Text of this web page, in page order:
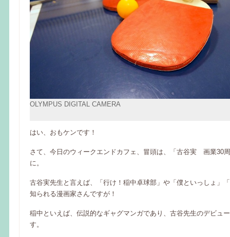
OLYMPUS DIGITAL CAMERA
はい、おもケンです！
さて、今日のウィークエンドカフェ、冒頭は、「古谷実 画業30
に。
古谷実先生と言えば、「行け！稲中卓球部」や「僕といっしょ」
知られる漫画家さんですが！
稲中といえば、伝説的なギャグマンガであり、古谷先生のデビュ
す。